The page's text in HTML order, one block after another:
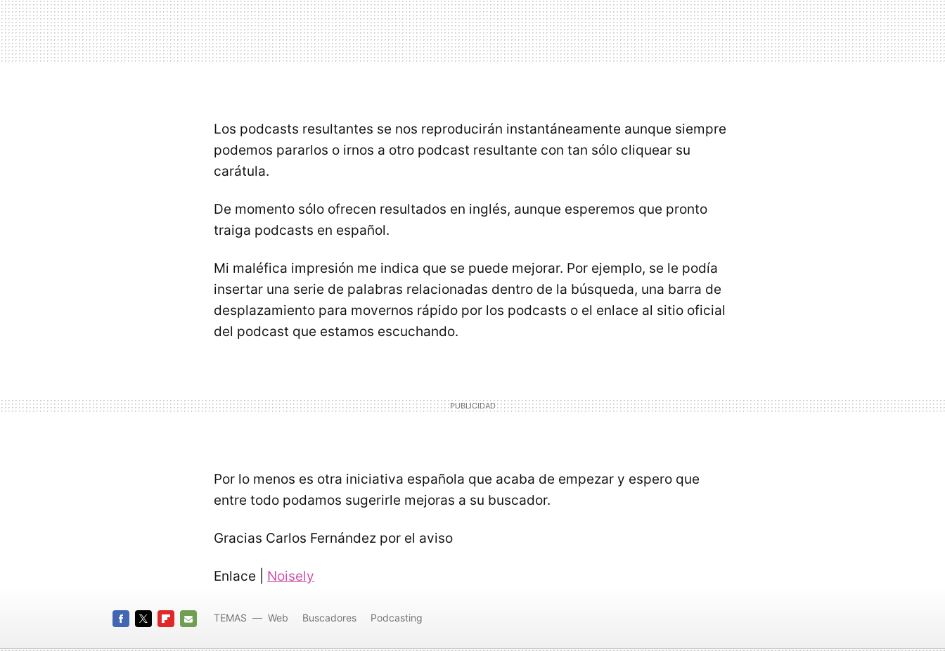
Los podcasts resultantes se nos reproducirán instantáneamente aunque siempre
podemos pararlos o irnos a otro podcast resultante con tan sólo cliquear su
carátula.
De momento sólo ofrecen resultados en inglés, aunque esperemos que pronto
traiga podcasts en español.
Mi maléfica impresión me indica que se puede mejorar. Por ejemplo, se le podía
insertar una serie de palabras relacionadas dentro de la búsqueda, una barra de
desplazamiento para movernos rápido por los podcasts o el enlace al sitio oficial
del podcast que estamos escuchando.
Por lo menos es otra iniciativa española que acaba de empezar y espero que
entre todo podamos sugerirle mejoras a su buscador.
Gracias Carlos Fernández por el aviso
Enlace | Noisely
TEMAS Web Buscadores Podcasting